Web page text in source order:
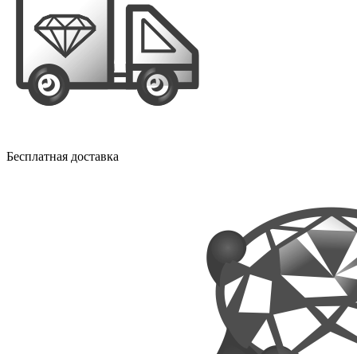
Бесплатная доставка